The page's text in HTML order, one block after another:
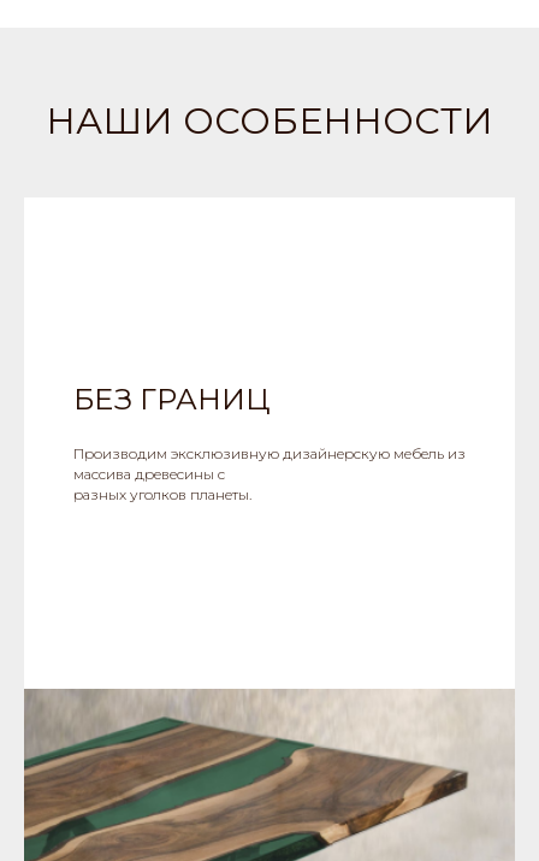
НАШИ ОСОБЕННОСТИ
БЕЗ ГРАНИЦ
Производим эксклюзивную дизайнерскую мебель из
массива древесины с
разных уголков планеты.